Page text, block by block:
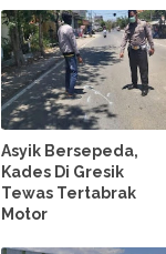
Asyik Bersepeda,
Kades Di Gresik
Tewas Tertabrak
Motor